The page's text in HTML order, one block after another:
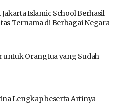
Islamic School Berhasil
Ternama di Berbagai Negara
untuk Orangtua yang Sudah
Lengkap beserta Artinya